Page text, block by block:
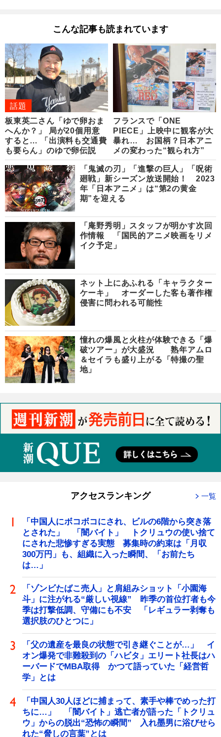
こんな記事も読まれています
話題
板東英二さん「ゆで卵おま
へんか？」 局が20個用意
すると… 「出演料も交通費
も要らん」のゆで卵伝説
フランスで「ONE
PIECE」上映中に観客が大
暴れ… お国柄？日本アニ
メの変わった“観られ方”
「鬼滅の刃」「進撃の巨人」「呪術
廻戦」新シーズン放送開始！ 2023
年「日本アニメ」は“第2の黄金
期”を迎える
「庵野秀明」スタッフが明かす次回
作情報 「国民的アニメ映画をリメ
イク予定」
ネット上にあふれる「キャラクター
ケーキ」 オーダーした客も著作権
侵害に問われる可能性
憧れの爆風と火柱が体験できる「爆
破ツアー」が大盛況 熟年アムロ
＆セイラも盛り上がる「特撮の聖
地」
アクセスランキング 一覧
「中国人にボコボコにされ、ビルの6階から突き落
とされた」 「闇バイト」 トクリュウの使い捨て
にされた悲惨すぎる実態 募集時の約束は「月収
300万円」も、組織に入った瞬間、「お前たち
は…」
「ゾンビたばこ売人」と肩組みショット「小園海
斗」に注がれる“厳しい視線” 昨季の首位打者も今
季は打撃低調、守備にも不安 「レギュラー剥奪も
選択肢のひとつに」
「父の遺産を最良の状態で引き継ぐことが…」 イ
オン爆発で非難殺到の「ハビタ」エリート社長はハ
ーバードでMBA取得 かつて語っていた「経営哲
学」とは
「中国人30人ほどに捕まって、素手や棒でめった打
ちに…」 「闇バイト」逃亡者が語った「トクリュ
ウ」からの脱出“恐怖の瞬間” 入れ墨男に浴びせら
れた“脅しの言葉”とは